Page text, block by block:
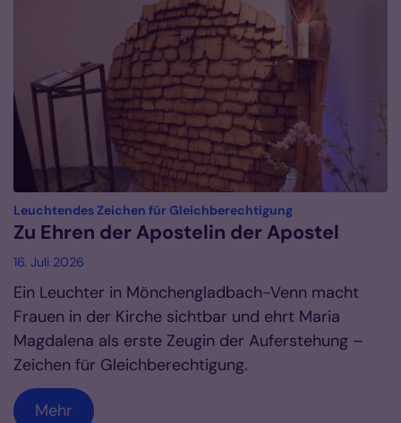
Leuchtendes Zeichen für Gleichberechtigung:
Zu Ehren der Apostelin der Apostel
16. Juli 2026
Ein Leuchter in Mönchengladbach-Venn macht
Frauen in der Kirche sichtbar und ehrt Maria
Magdalena als erste Zeugin der Auferstehung –
Zeichen für Gleichberechtigung.
Mehr